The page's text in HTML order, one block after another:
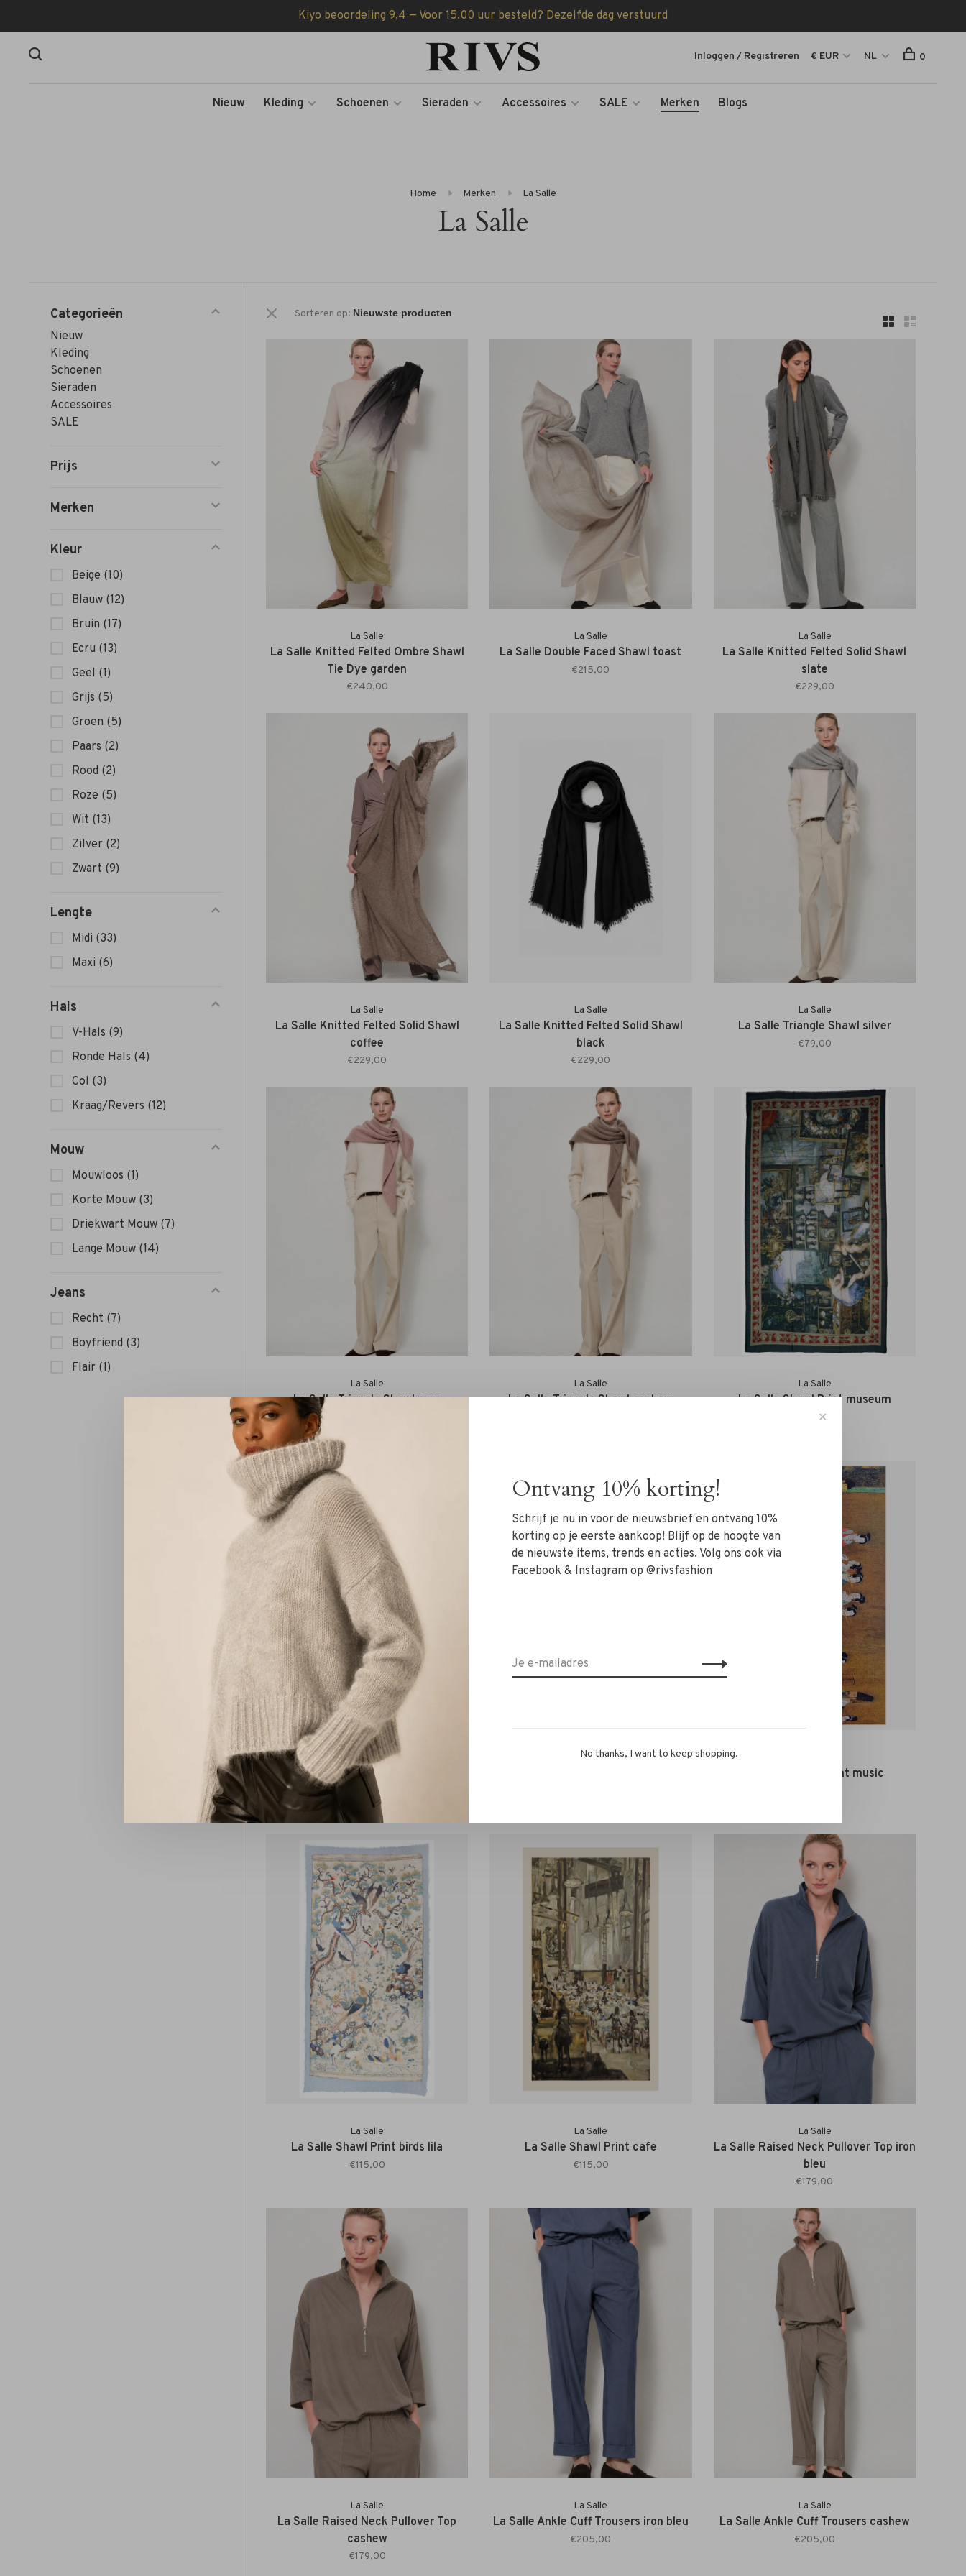
Kiyo beoordeling 9,4 — Voor 15.00 uur besteld? Dezelfde dag verstuurd
Nieuw Kleding Schoenen Sieraden Accessoires SALE Merken Blogs
Inloggen / Registreren € EUR NL 0
Home Merken La Salle
La Salle
Categorieën
Nieuw
Kleding
Schoenen
Sieraden
Accessoires
SALE
Prijs
Merken
Kleur
Beige (10)
Blauw (12)
Bruin (17)
Ecru (13)
Geel (1)
Grijs (5)
Groen (5)
Paars (2)
Rood (2)
Roze (5)
Wit (13)
Zilver (2)
Zwart (9)
Lengte
Midi (33)
Maxi (6)
Hals
V-Hals (9)
Ronde Hals (4)
Col (3)
Kraag/Revers (12)
Mouw
Mouwloos (1)
Korte Mouw (3)
Driekwart Mouw (7)
Lange Mouw (14)
Jeans
Recht (7)
Boyfriend (3)
Flair (1)
Sorteren op:
La Salle
La Salle Knitted Felted Ombre Shawl
Tie Dye garden
€240,00
La Salle
La Salle Double Faced Shawl toast
€215,00
La Salle
La Salle Knitted Felted Solid Shawl
slate
€229,00
La Salle
La Salle Knitted Felted Solid Shawl
coffee
€229,00
La Salle
La Salle Knitted Felted Solid Shawl
black
€229,00
La Salle
La Salle Triangle Shawl silver
€79,00
La Salle
La Salle Triangle Shawl rosa
La Salle
La Salle Triangle Shawl cashew
La Salle
La Salle Shawl Print museum
€115,00
La Salle
La Salle Shawl Print birds green
€110,00
La Salle
La Salle Shawl Print music
La Salle
La Salle Shawl Print birds lila
€115,00
La Salle
La Salle Shawl Print cafe
€115,00
La Salle
La Salle Raised Neck Pullover Top iron
bleu
€179,00
La Salle
La Salle Raised Neck Pullover Top
cashew
€179,00
La Salle
La Salle Ankle Cuff Trousers iron bleu
€205,00
La Salle
La Salle Ankle Cuff Trousers cashew
€205,00
✕
Ontvang 10% korting!
Schrijf je nu in voor de nieuwsbrief en ontvang 10%
korting op je eerste aankoop! Blijf op de hoogte van
de nieuwste items, trends en acties. Volg ons ook via
Facebook & Instagram op @rivsfashion
No thanks, I want to keep shopping.